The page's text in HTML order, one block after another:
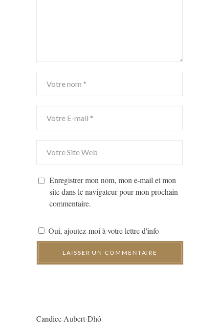
Enregistrer mon nom, mon e-mail et mon
site dans le navigateur pour mon prochain
commentaire.
Oui, ajoutez-moi à votre lettre d'info
Candice Aubert-Dhô